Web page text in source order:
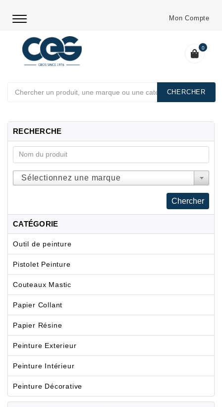
Mon Compte
0
RECHERCHE
Sélectionnez une marque
CATÉGORIE
Outil de peinture
Pistolet Peinture
Couteaux Mastic
Papier Collant
Papier Résine
Peinture Exterieur
Peinture Intérieur
Peinture Décorative